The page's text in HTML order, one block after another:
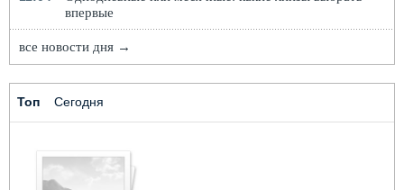
впервые
все новости дня →
Топ Сегодня